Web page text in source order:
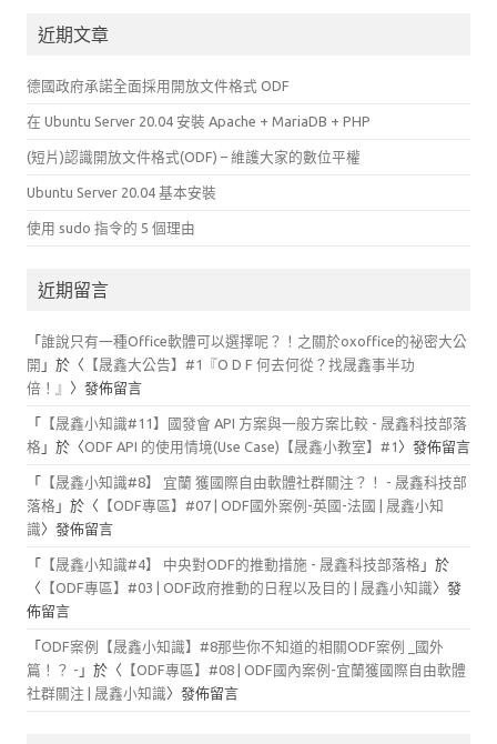
鍵近期文章
德國政府承諾全面採用開放文件格式 ODF
在 Ubuntu Server 20.04 安裝 Apache + MariaDB + PHP
(短片)認識開放文件格式(ODF) – 維護大家的數位平權
Ubuntu Server 20.04 基本安裝
使用 sudo 指令的 5 個理由
近期留言
「 誰說只有一種Office軟體可以選擇呢？！之關於oxoffice的祕密大公
開 」於〈 【晟鑫大公告】#1『O D F 何去何從？找晟鑫事半功
倍！』 〉發佈留言
「
【晟鑫小知識#11】國發會 API 方案與一般方案比較 - 晟鑫科技部落
格 」於〈ODF API 的使用情境(Use Case)【晟鑫小教室】#1 〉發佈留言
「
【晟鑫小知識#8】 宜蘭 獲國際自由軟體社群關注？！ - 晟鑫科技部
落格 」於〈 【ODF專區】#07 | ODF國外案例-英國-法國 | 晟鑫小知
識〉發佈留言
「 【晟鑫小知識#4】 中央對ODF的推動措施 - 晟鑫科技部落格 」於
〈 【ODF專區】#03 | ODF政府推動的日程以及目的 | 晟鑫小知識〉發
佈留言
「 ODF案例【晟鑫小知識】#8那些你不知道的相關ODF案例 _國外
篇！？ - 」於〈 【ODF專區】#08 | ODF國內案例-宜蘭獲國際自由軟體
社群關注 | 晟鑫小知識〉發佈留言